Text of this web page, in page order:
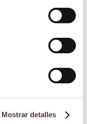
Mostrar detalles
alimentos
para prevenir la
de la
proceso